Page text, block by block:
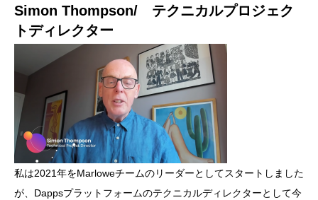
Simon Thompson/ テクニカルプロジェク
トディレクター
私は2021年をMarloweチームのリーダーとしてスタートしました
が、Dappsプラットフォームのテクニカルディレクターとして今